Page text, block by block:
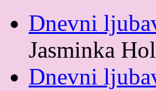
Dnevni
Jasminka
Dnevni